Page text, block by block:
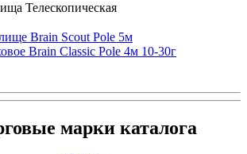
Телескопическая
Brain Scout Pole 5м
Brain Classic Pole 4м 10-30г
марки каталога